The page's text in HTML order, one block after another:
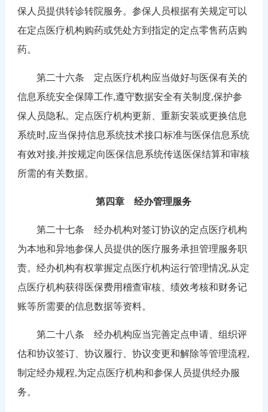
保人员提供转诊转院服务。参保人员根据有关规定可以
在定点医疗机构购药或凭处方到指定的定点零售药店购
药。
第二十六条 定点医疗机构应当做好与医保有关的
信息系统安全保障工作,遵守数据安全有关制度,保护参
保人员隐私。定点医疗机构更新、重新安装或更换信息
系统时,应当保持信息系统技术接口标准与医保信息系统
有效对接,并按规定向医保信息系统传送医保结算和审核
所需的有关数据。
第四章 经办管理服务
第二十七条 经办机构对签订协议的定点医疗机构
为本地和异地参保人员提供的医疗服务承担管理服务职
责。经办机构有权掌握定点医疗机构运行管理情况,从定
点医疗机构获得医保费用稽查审核、绩效考核和财务记
账等所需要的信息数据等资料。
第二十八条 经办机构应当完善定点申请、组织评
估和协议签订、协议履行、协议变更和解除等管理流程,
制定经办规程,为定点医疗机构和参保人员提供经办服
务。